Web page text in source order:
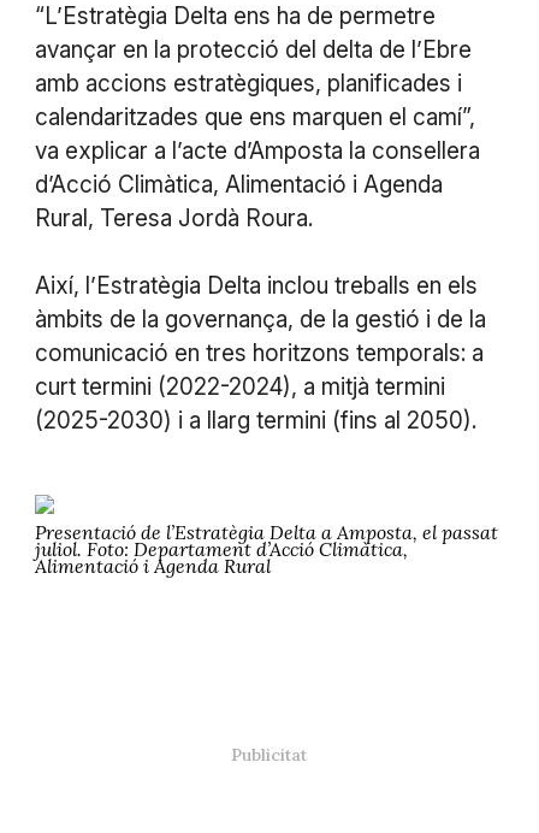
“L’Estratègia Delta ens ha de permetre
avançar en la protecció del delta de l’Ebre
amb accions estratègiques, planificades i
calendaritzades que ens marquen el camí”,
va explicar a l’acte d’Amposta la consellera
d’Acció Climàtica, Alimentació i Agenda
Rural, Teresa Jordà Roura.
Així, l’Estratègia Delta inclou treballs en els
àmbits de la governança, de la gestió i de la
comunicació en tres horitzons temporals: a
curt termini (2022-2024), a mitjà termini
(2025-2030) i a llarg termini (fins al 2050).
Presentació de l’Estratègia Delta a Amposta, el passat
juliol. Foto: Departament d’Acció Climàtica,
Alimentació i Agenda Rural